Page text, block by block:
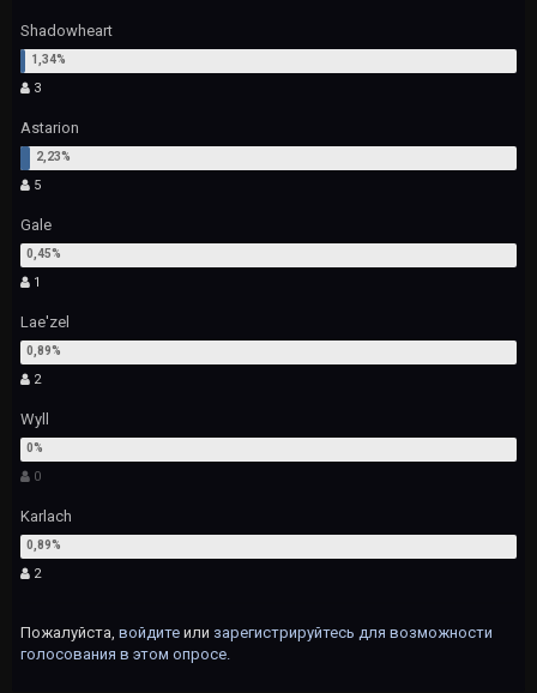
Shadowheart
3
Astarion
5
Gale
1
Lae'zel
2
Wyll
0
Karlach
2
Пожалуйста, войдите или зарегистрируйтесь для возможности
голосования в этом опросе.